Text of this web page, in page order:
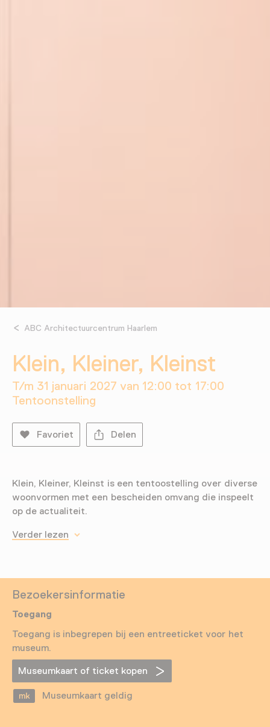
ABC Architectuurcentrum Haarlem
Klein, Kleiner, Kleinst
T/m 31 januari 2027 van 12:00 tot 17:00
Tentoonstelling
Favoriet Delen
Klein, Kleiner, Kleinst is een tentoostelling over diverse
woonvormen met een bescheiden omvang die inspeelt
op de actualiteit.
Verder lezen
Bezoekersinformatie
Toegang
Toegang is inbegrepen bij een entreeticket voor het
museum.
Museumkaart of ticket kopen
Museumkaart geldig